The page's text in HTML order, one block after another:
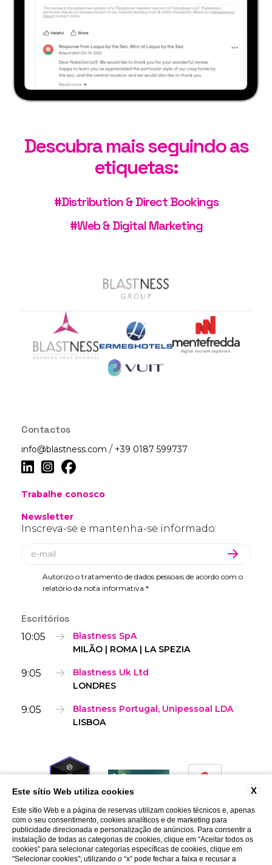
Descubra mais seguindo as
etiquetas:
#Distribution & Direct Bookings
#Web & Digital Marketing
Contactos
info@blastness.com / +39 0187 599737
Trabalhe conosco
Newsletter
Inscreva-se e mantenha-se informado:
Autorizo o tratamento de dados pessoais de acordo com o
relatório da nota informativa *
Escritórios
10:05
Blastness SpA
MILÃO | ROMA | LA SPEZIA
9:05
Blastness Uk Ltd
LONDRES
9:05
Blastness Portugal, Unipessoal LDA
LISBOA
X
Este sítio Web utiliza cookies
Este sítio Web e a página de reservas utilizam cookies técnicos e, apenas
com o seu consentimento, cookies analíticos e de marketing para
publicidade direcionada e personalização de anúncios. Para consentir a
instalação de todas as categorias de cookies, clique em “Aceitar todos os
cookies” para selecionar categorias específicas de cookies, clique em
"Selecionar cookies"; utilizando o “x” pode fechar a faixa e recusar a